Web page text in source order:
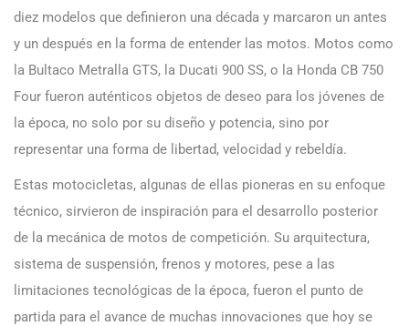
diez modelos que definieron una década y marcaron un antes
y un después en la forma de entender las motos. Motos como
la Bultaco Metralla GTS, la Ducati 900 SS, o la Honda CB 750
Four fueron auténticos objetos de deseo para los jóvenes de
la época, no solo por su diseño y potencia, sino por
representar una forma de libertad, velocidad y rebeldía.
Estas motocicletas, algunas de ellas pioneras en su enfoque
técnico, sirvieron de inspiración para el desarrollo posterior
de la mecánica de motos de competición. Su arquitectura,
sistema de suspensión, frenos y motores, pese a las
limitaciones tecnológicas de la época, fueron el punto de
partida para el avance de muchas innovaciones que hoy se